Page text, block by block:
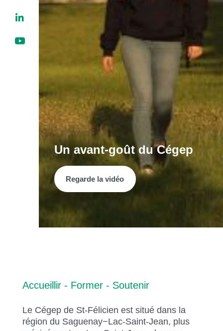
Un avant-goût du Cégep
Regarde la vidéo
Accueillir - Former - Soutenir
Le Cégep de St-Félicien est situé dans la
région du Saguenay−Lac-Saint-Jean, plus